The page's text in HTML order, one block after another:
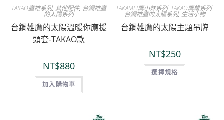
TAKAO鷹雄系列, 其他配件, 台鋼雄鷹
的太陽系列
台鋼雄鷹的太陽溫暖你應援
頭套-TAKAO款
NT$880
加入購物車
TAKAMEI鷹小妹系列, TAKAO鷹雄系列,
台鋼雄鷹的太陽系列, 生活小物
台鋼雄鷹的太陽主題吊牌
NT$250
選擇規格